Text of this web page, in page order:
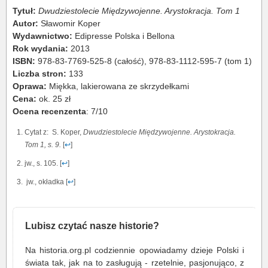
Tytuł: Dwudziestolecie Międzywojenne. Arystokracja. Tom 1
Autor: Sławomir Koper
Wydawnictwo: Edipresse Polska i Bellona
Rok wydania: 2013
ISBN: 978-83-7769-525-8 (całość), 978-83-1112-595-7 (tom 1)
Liczba stron: 133
Oprawa: Miękka, lakierowana ze skrzydełkami
Cena: ok. 25 zł
Ocena recenzenta: 7/10
Cytat z: S. Koper, Dwudziestolecie Międzywojenne. Arystokracja.
Tom 1, s. 9. [↩]
jw., s. 105. [↩]
jw., okładka [↩]
Lubisz czytać nasze historie?
Na historia.org.pl codziennie opowiadamy dzieje Polski i
świata tak, jak na to zasługują - rzetelnie, pasjonująco, z